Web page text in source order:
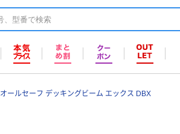
オールセーフ デッキングビーム エックス DBX